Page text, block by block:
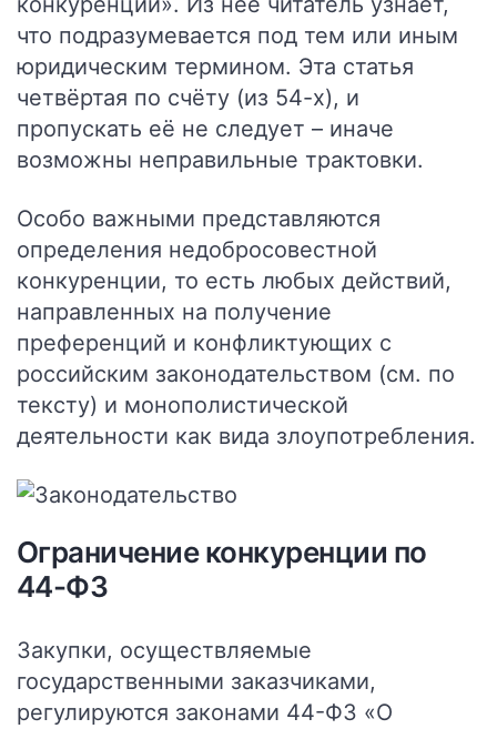
что подразумевается под тем или иным
юридическим термином. Эта статья
четвёртая по счёту (из 54-х), и
пропускать её не следует – иначе
возможны неправильные трактовки.
Особо важными представляются
определения недобросовестной
конкуренции, то есть любых действий,
направленных на получение
преференций и конфликтующих с
российским законодательством (см. по
тексту) и монополистической
деятельности как вида злоупотребления.
Ограничение конкуренции по
44-ФЗ
Закупки, осуществляемые
государственными заказчиками,
регулируются законами 44-ФЗ «О